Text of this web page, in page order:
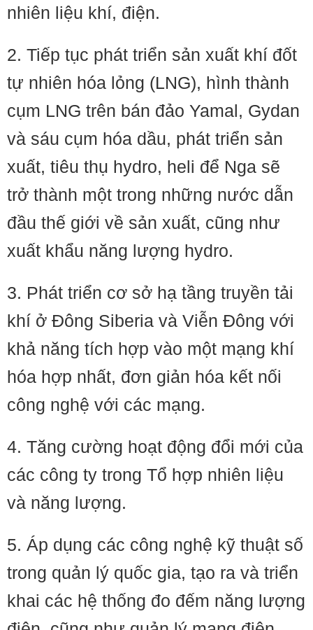
nhiên liệu khí, điện.
2. Tiếp tục phát triển sản xuất khí đốt
tự nhiên hóa lỏng (LNG), hình thành
cụm LNG trên bán đảo Yamal, Gydan
và sáu cụm hóa dầu, phát triển sản
xuất, tiêu thụ hydro, heli để Nga sẽ
trở thành một trong những nước dẫn
đầu thế giới về sản xuất, cũng như
xuất khẩu năng lượng hydro.
3. Phát triển cơ sở hạ tầng truyền tải
khí ở Đông Siberia và Viễn Đông với
khả năng tích hợp vào một mạng khí
hóa hợp nhất, đơn giản hóa kết nối
công nghệ với các mạng.
4. Tăng cường hoạt động đổi mới của
các công ty trong Tổ hợp nhiên liệu
và năng lượng.
5. Áp dụng các công nghệ kỹ thuật số
trong quản lý quốc gia, tạo ra và triển
khai các hệ thống đo đếm năng lượng